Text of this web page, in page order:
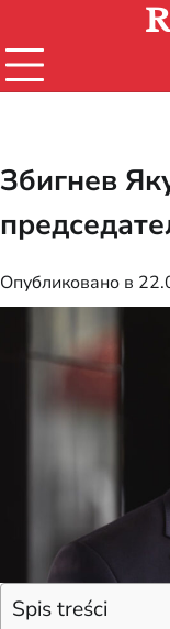
содержимому
Збигнев
Опубликовано в
Spis treści